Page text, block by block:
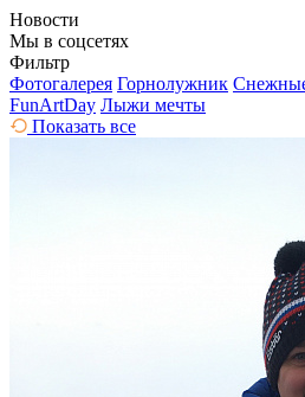
Новости
Мы в соцсетях
Фильтр
Фотогалерея Горнолужник
FunArtDay Лыжи мечты
Показать все